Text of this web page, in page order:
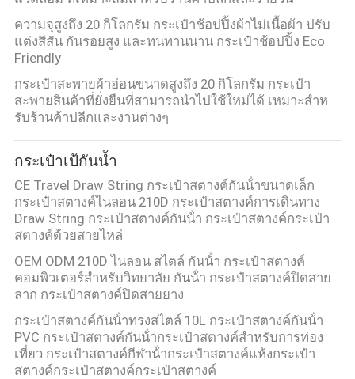
ความจุสูงถึง 20 กิโลกรัม กระเป๋าช้อปปิ้งผ้าไม่เนื้อผ้า ปรับ
แต่งสีสัน กันรอยสูง และทนทานนาน กระเป๋าช้อปปิ้ง Eco
Friendly
กระเป๋าสะพายผ้าอ่อนขนาดสูงถึง 20 กิโลกรัม กระเป๋า
สะพายสินค้าที่ยั่งยืนที่สามารถนําไปใช้ใหม่ได้ เหมาะสําห
รับร้านค้าปลีกและงานต่างๆ
กระเป๋าเป้กันน้ำ
CE Travel Draw String กระเป๋าสตางค์กันน้ําขนาดเล็ก
กระเป๋าสตางค์ไนลอน 210D กระเป๋าสตางค์การเดินทาง
Draw String กระเป๋าสตางค์กันน้ํา กระเป๋าสตางค์กระเป๋า
สตางค์ด้วยสายไหล่
OEM ODM 210D ไนลอน สไตล์ กันน้ํา กระเป๋าสตางค์
คอมพิวเตอร์สําหรับวิทยาลัย กันน้ํา กระเป๋าสตางค์ปิดสาย
ลาก กระเป๋าสตางค์ปิดสายยาง
กระเป๋าสตางค์กันน้ําทรงสไตล์ 10L กระเป๋าสตางค์กันน้ํา
PVC กระเป๋าสตางค์กันน้ํากระเป๋าสตางค์สําหรับการท่อง
เที่ยว กระเป๋าสตางค์กีฬาน้ํากระเป๋าสตางค์แห้งกระเป๋า
สตางค์กระเป๋าสตางค์กระเป๋าสตางค์